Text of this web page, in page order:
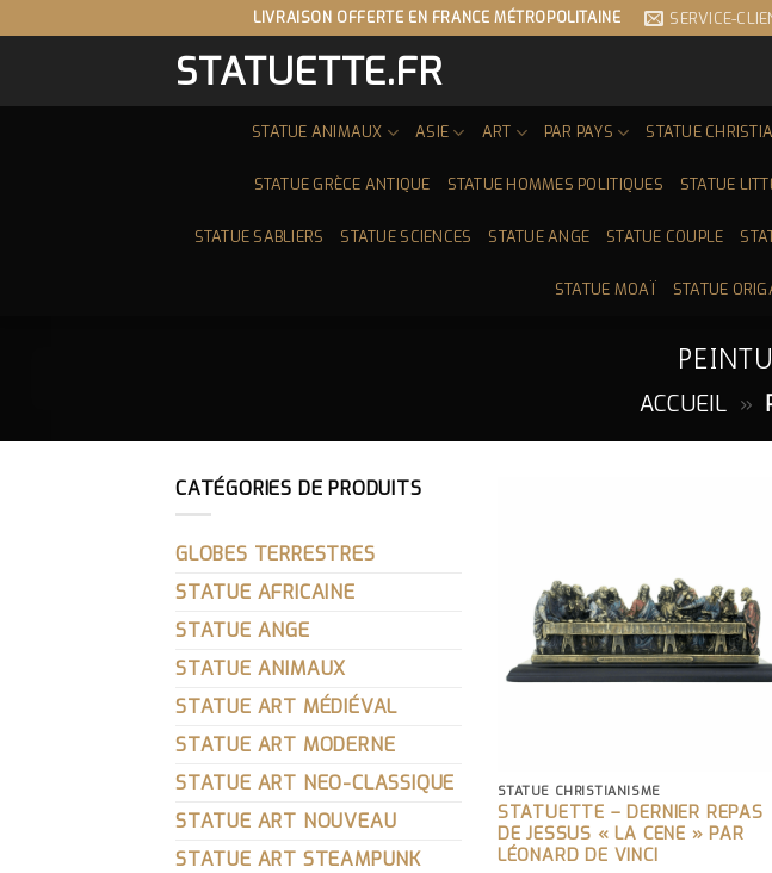
to
LIVRAISON OFFERTE EN FRANCE MÉTROPOLITAINE SERVICE-
STATUETTE.FR
STATUE ANIMAUX ASIE ART PAR PAYS STATUE
STATUE GRÈCE ANTIQUE STATUE HOMMES POLITIQUES STATUE
STATUE SABLIERS STATUE SCIENCES STATUE ANGE STATUE COUPLE
STATUE MOAÏ STATUE
ACCUEIL »
CATÉGORIES DE PRODUITS
GLOBES TERRESTRES
STATUE AFRICAINE
STATUE ANGE
STATUE ANIMAUX
STATUE ART MÉDIÉVAL
STATUE ART MODERNE
STATUE ART NEO-CLASSIQUE
STATUE ART NOUVEAU
STATUE ART STEAMPUNK
STATUE CHRISTIANISME
STATUETTE – DERNIER REPAS
DE JESSUS « LA CENE » PAR
LÉONARD DE VINCI